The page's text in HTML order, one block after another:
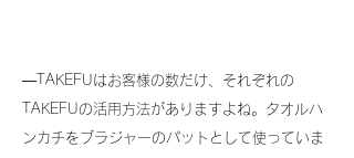
―TAKEFUはお客様の数だけ、それぞれの
TAKEFUの活用方法がありますよね。タオルハ
ンカチをブラジャーのパットとして使っていま